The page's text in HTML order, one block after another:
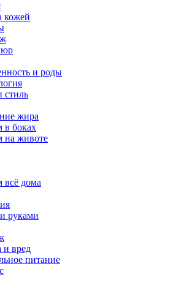
кожей
и роды
стиль
жира
в боках
на животе
всё дома
руками
и вред
питание